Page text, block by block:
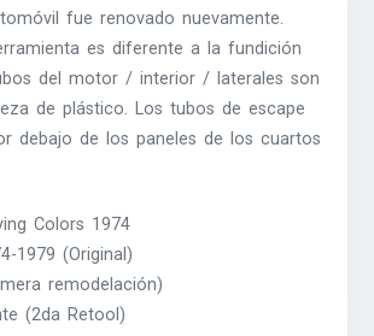
fue renovado nuevamente.
es diferente a la fundición
del motor / interior / laterales son
de plástico. Los tubos de escape
debajo de los paneles de los cuartos
Colors 1974
1979 (Original)
remodelación)
(2da Retool)